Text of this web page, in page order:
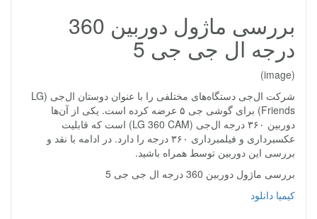
بررسی ماژول دوربین 360
درجه ال جی جی 5
(image)
شرکت ال‌جی دستگاه‌های مختلفی را با عنوان دوستان ال‌جی (LG
Friends) برای گوشی جی‌ ۵ عرضه کرده است. یکی از آن‌ها
دوربین ۳۶۰ درجه ال‌جی (LG 360 CAM) است که قابلیت
عکسبرداری و فیلمبرداری ۳۶۰ درجه را دارد. در ادامه با نقد و
بررسی این دوربین توسط همراه باشید.
بررسی ماژول دوربین 360 درجه ال جی جی 5
کیمیا دانلود